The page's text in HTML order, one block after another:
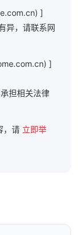
]
异，请联系网
]
担相关法律
，请 立即举